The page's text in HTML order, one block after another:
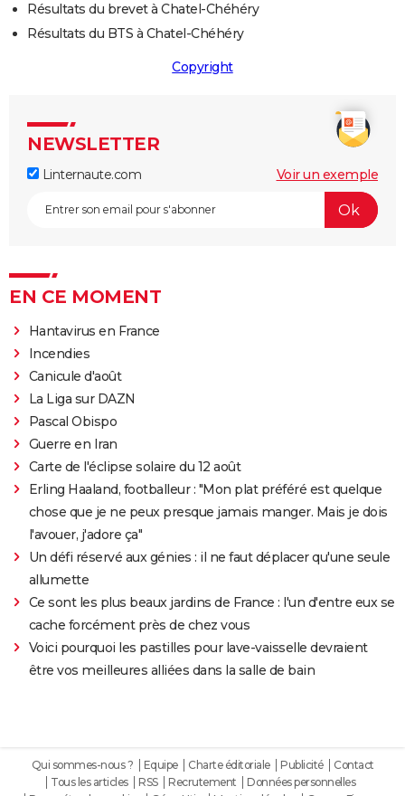
Résultats du brevet à Chatel-Chéhéry
Résultats du BTS à Chatel-Chéhéry
Copyright
NEWSLETTER
Linternaute.com Voir un exemple
EN CE MOMENT
Hantavirus en France
Incendies
Canicule d'août
La Liga sur DAZN
Pascal Obispo
Guerre en Iran
Carte de l'éclipse solaire du 12 août
Erling Haaland, footballeur : "Mon plat préféré est quelque
chose que je ne peux presque jamais manger. Mais je dois
l'avouer, j'adore ça"
Un défi réservé aux génies : il ne faut déplacer qu'une seule
allumette
Ce sont les plus beaux jardins de France : l'un d'entre eux se
cache forcément près de chez vous
Voici pourquoi les pastilles pour lave-vaisselle devraient
être vos meilleures alliées dans la salle de bain
Qui sommes-nous ? Equipe Charte éditoriale Publicité
Contact
Tous les articles
RSS Recrutement
Données personnelles